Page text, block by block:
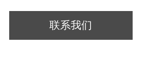
联系我们